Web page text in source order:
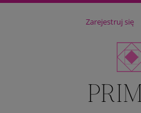
Zarejestruj się